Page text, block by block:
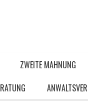
ZWEITE MAHNUNG